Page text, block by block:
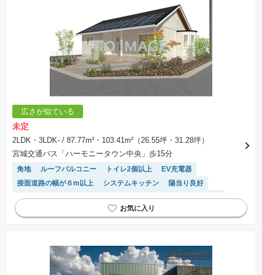
広さが似ている
未定
2LDK・3LDK- / 87.77m²・103.41m²（26.55坪・31.28坪）
宮城交通バス「ハーモニータウン中央」歩15分
角地 ルーフバルコニー トイレ2個以上
EV充電器
接面道路の幅が６m以上
システムキッチン
陽当り良好
対面キッチン
モニター付きインターホン WIC
オール電化
IHクッキングヒーター